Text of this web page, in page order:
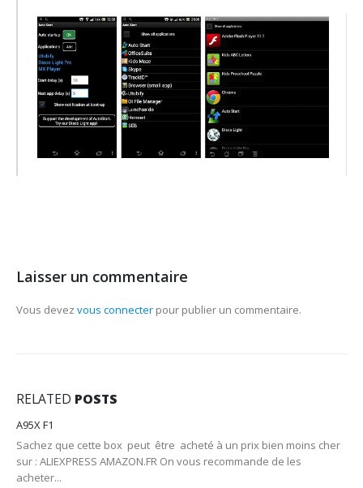
Laisser un commentaire
Vous devez vous connecter pour publier un commentaire.
RELATED POSTS
que cette box peut être acheté à un prix bien moins cher
AMAZON.FR On vous recommande de les